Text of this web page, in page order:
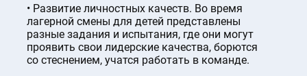
Развитие личностных качеств. Во время
лагерной смены для детей представлены
разные задания и испытания, где они могут
проявить свои лидерские качества, борются
со стеснением, учатся работать в команде.